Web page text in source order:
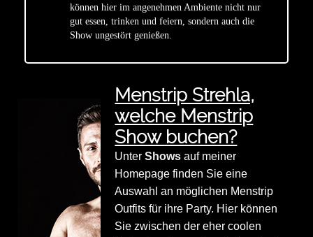
können hier im angenehmen Ambiente nicht nur
gut essen, trinken und feiern, sondern auch die
Show ungestört genießen.
Menstrip Strehla,
welche Menstrip
Show buchen?
UnterShows auf meiner
Homepage finden Sie eine
Auswahl an möglichen Menstrip
Outfits für ihre Party. Hier können
Sie zwischen der eher coolen